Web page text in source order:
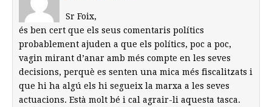
Sr Foix,
és ben cert que els seus comentaris polítics
probablement ajuden a que els polítics, poc a poc,
vagin mirant d’anar amb més compte en les seves
decisions, perquè es senten una mica més fiscalitzats i
que hi ha algú els hi segueix la marxa a les seves
actuacions. Està molt bé i cal agrair-li aquesta tasca.